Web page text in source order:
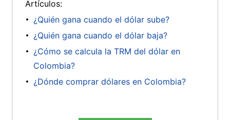
Artículos:
¿Quién gana cuando el dólar sube?
¿Quién gana cuando el dólar baja?
¿Cómo se calcula la TRM del dólar en
Colombia?
¿Dónde comprar dólares en Colombia?